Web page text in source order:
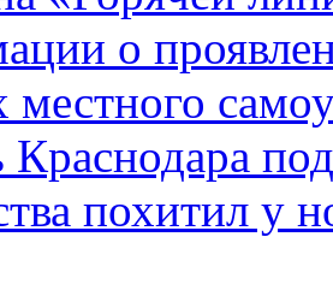
о
местного
похитил у